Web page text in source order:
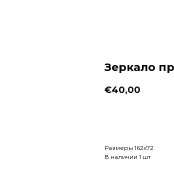
Зеркало
€40,00
Размеры 162х72
В наличии 1 шт